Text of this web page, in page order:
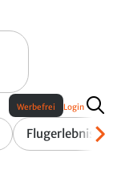
Flugerlebnis
Werbefrei Login